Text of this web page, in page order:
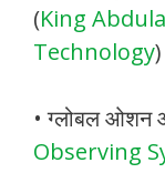
(King
Technology)
• ग्लोबल ओशन
Observing